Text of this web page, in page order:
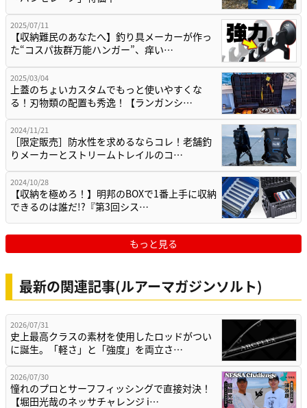
2025/07/11
【収納難民のあなたへ】釣り具メーカーが作っ
た“コスパ抜群万能ハンガー”、痒い…
2025/03/04
上蓋のちょいカスタムでもっと使いやすくな
る！刃物類の配置も秀逸！【ランガンシ…
2024/11/21
［限定販売］防水性を求めるならコレ！老舗釣
りメーカーとストリームトレイルのコ…
2024/10/28
【収納を極めろ！】明邦のBOXで1番上手に収納
できるのは誰だ!?『第3回シス…
もっと見る
最新の関連記事(ルアーマガジンソルト)
2026/07/31
史上最高クラスの素材を使用したロッドがつい
に誕生。「軽さ」と「強度」を両立さ…
2026/07/30
憧れのプロとサーフフィッシングで直接対決！
【堀田光哉のネッサチャレンジ i…